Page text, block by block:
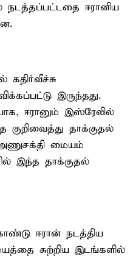
ஈரானிய
கதிர்வீச்சு
இருந்தது.
ஈரானும் இஸ்ரேலில்
தாக்குதல்
மையம்
இந்த தாக்குதல்
ஈரான் நடத்திய
சுற்றிய இடங்களில்